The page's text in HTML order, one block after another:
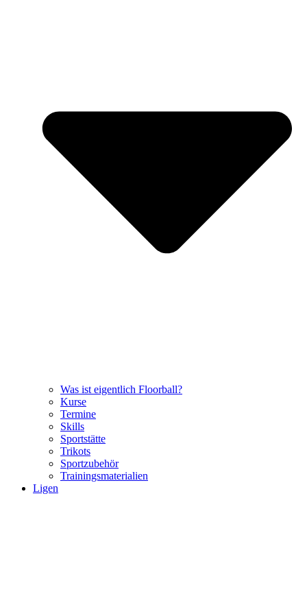
Was ist eigentlich Floorball?
Kurse
Termine
Skills
Sportstätte
Trikots
Sportzubehör
Trainingsmaterialien
Ligen